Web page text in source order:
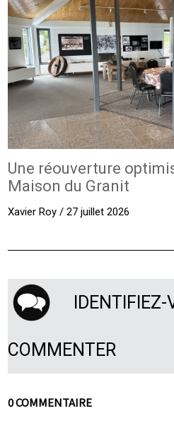
Une réouverture
Maison du Granit
Xavier Roy / 27 juillet 2026
COMMENTER
0 COMMENTAIRE